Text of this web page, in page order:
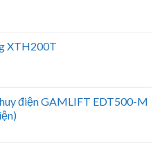
XTH200T
điện GAMLIFT EDT500-M